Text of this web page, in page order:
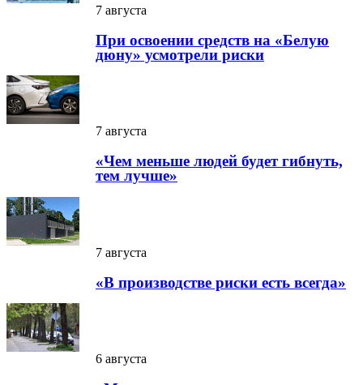
7 августа
При освоении средств на «Белую
дюну» усмотрели риски
7 августа
«Чем меньше людей будет гибнуть,
тем лучше»
7 августа
«В производстве риски есть всегда»
6 августа